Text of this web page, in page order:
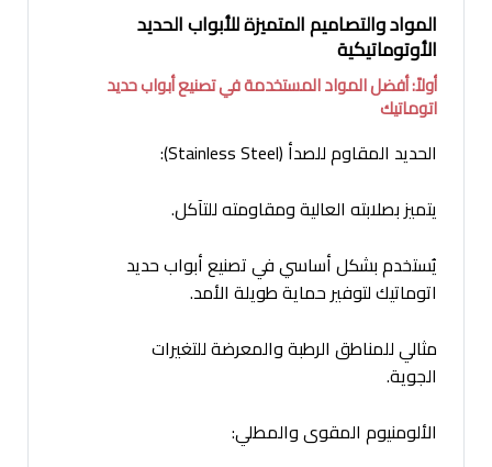
المواد والتصاميم المتميزة للأبواب الحديد
الأوتوماتيكية
أولاً: أفضل المواد المستخدمة في تصنيع أبواب حديد
اتوماتيك
الحديد المقاوم للصدأ (Stainless Steel):
يتميز بصلابته العالية ومقاومته للتآكل.
يُستخدم بشكل أساسي في تصنيع أبواب حديد
اتوماتيك لتوفير حماية طويلة الأمد.
مثالي للمناطق الرطبة والمعرضة للتغيرات
الجوية.
الألومنيوم المقوى والمطلي: